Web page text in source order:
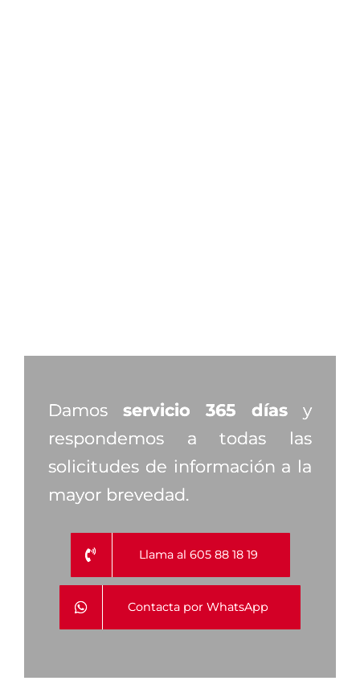
Damos servicio 365 días y
respondemos a todas las
solicitudes de información a la
mayor brevedad.
Llama al 605 88 18 19
Contacta por WhatsApp